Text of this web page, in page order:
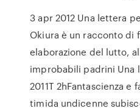
3 apr 2012 Una lettera
Okiura è un racconto di
elaborazione del lutto,
improbabili padrini Una
2011T 2hFantascienza e
timida undicenne